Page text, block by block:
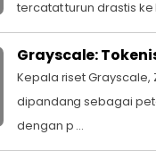
tercatat turun drastis ke
Grayscale:
Kepala riset
dipandang sebagai
dengan p ...